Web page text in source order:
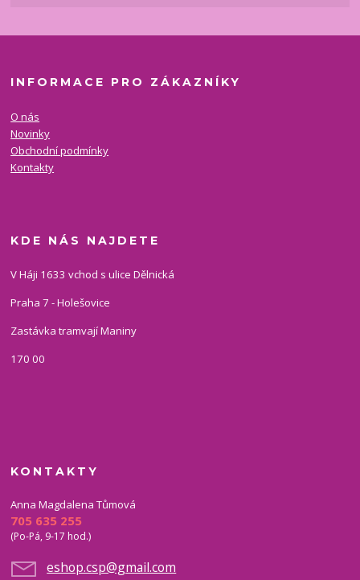
INFORMACE PRO ZÁKAZNÍKY
O nás
Novinky
Obchodní podmínky
Kontakty
KDE NÁS NAJDETE
V Háji 1633 vchod s ulice Dělnická
Praha 7 - Holešovice
Zastávka tramvají Maniny
170 00
KONTAKTY
Anna Magdalena Tůmová
705 635 255
(Po-Pá, 9-17 hod.)
eshop.csp@gmail.com